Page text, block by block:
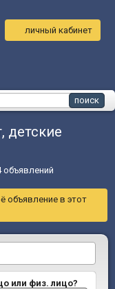
личный кабинет
детские
объявление в этот
или физ. лицо?